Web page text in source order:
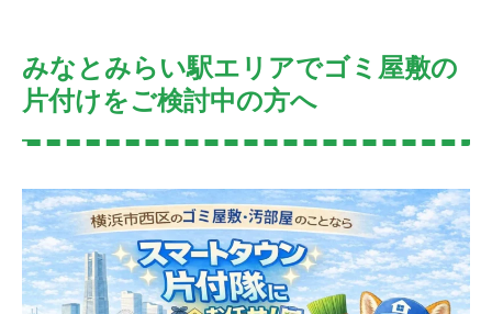
みなとみらい駅エリアでゴミ屋敷の
片付けをご検討中の方へ